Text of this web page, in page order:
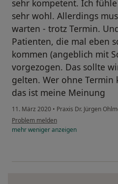
sehr kompetent. Ich
sehr wohl. Allerdings
warten - trotz Termin.
Patienten, die mal eben
kommen (angeblich mit
vorgezogen. Das sollte
gelten. Wer ohne Termin
das ist meine Meinung
11. März 2020 • Praxis Dr. Jürgen
Problem melden
mehrwenigeranzeigen